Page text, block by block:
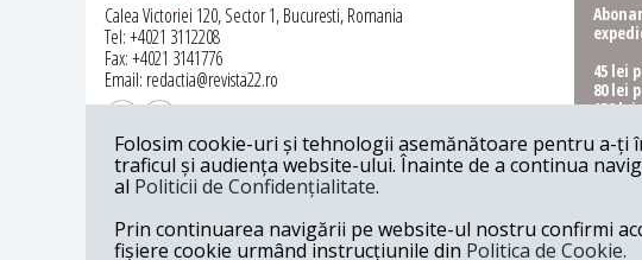
Calea Victoriei 120, Sector 1, Bucuresti, Romania
Tel: +4021 3112208
Fax: +4021 3141776
Email: redactia@revista22.ro
Revista 22 este editata de
45 lei
80 lei
150 lei
62 lei
115 lei
Folosim cookie-uri și tehnologii asemănătoare pentru a-
traficul și audiența website-ului. Înainte de a continua
al Politicii de Confidențialitate.
Prin continuarea navigării pe website-ul nostru confirmi
fișiere cookie urmând instrucțiunile din Politica de Cookie.